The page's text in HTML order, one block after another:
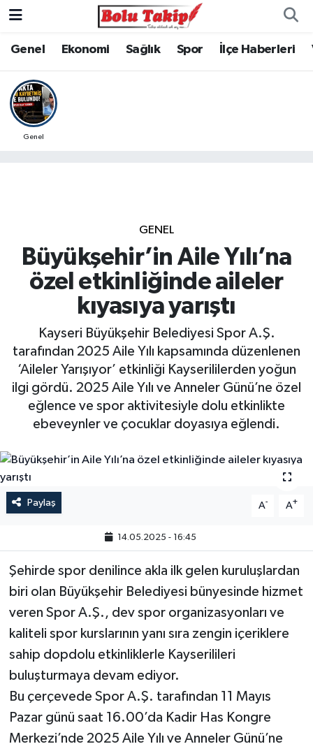
Genel Ekonomi Sağlık Spor İlçe Haberleri
Genel
GENEL
Büyükşehir’in Aile Yılı’na
özel etkinliğinde aileler
kıyasıya yarıştı
Kayseri Büyükşehir Belediyesi Spor A.Ş.
tarafından 2025 Aile Yılı kapsamında düzenlenen
‘Aileler Yarışıyor’ etkinliği Kayserililerden yoğun
ilgi gördü. 2025 Aile Yılı ve Anneler Günü’ne özel
eğlence ve spor aktivitesiyle dolu etkinlikte
ebeveynler ve çocuklar doyasıya eğlendi.
Paylaş A- A+
14.05.2025 - 16:45
Şehirde spor denilince akla ilk gelen kuruluşlardan
biri olan Büyükşehir Belediyesi bünyesinde hizmet
veren Spor A.Ş., dev spor organizasyonları ve
kaliteli spor kurslarının yanı sıra zengin içeriklere
sahip dopdolu etkinliklerle Kayserilileri
buluşturmaya devam ediyor.
Bu çerçevede Spor A.Ş. tarafından 11 Mayıs
Pazar günü saat 16.00’da Kadir Has Kongre
Merkezi’nde 2025 Aile Yılı ve Anneler Günü’ne